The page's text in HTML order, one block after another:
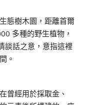
態樹木園，距離首爾
多種的野生植物，
談話之意，意指這裡
。
曾經用於採取金、